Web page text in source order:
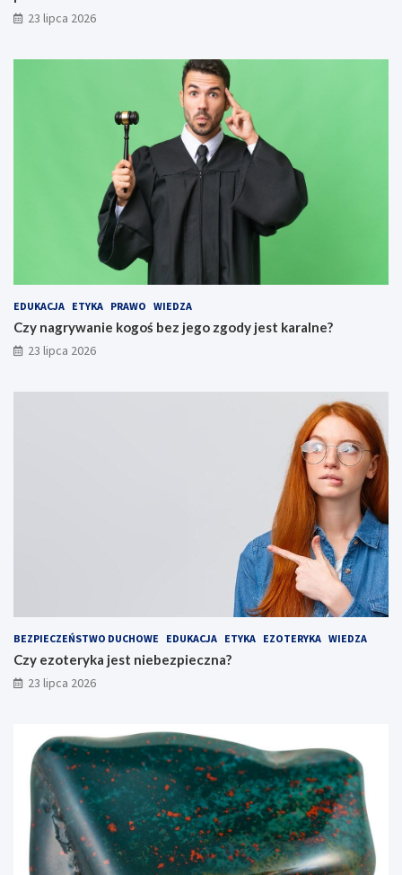
23 lipca 2026
EDUKACJA ETYKA PRAWO WIEDZA
Czy nagrywanie kogoś bez jego zgody jest karalne?
23 lipca 2026
BEZPIECZEŃSTWO DUCHOWE EDUKACJA ETYKA EZOTERYKA WIEDZA
Czy ezoteryka jest niebezpieczna?
23 lipca 2026